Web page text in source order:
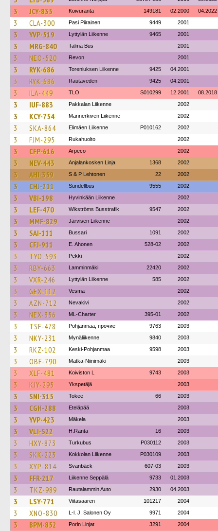
3 JCY-835 Koivuranta 149181 02.2000 04.2022
3 CLA-300 Pasi Piirainen 9449 2001
3 YVP-519 Lyttylän Liikenne 9465 2001
3 MRG-840 Talma Bus 2001
3 NEO-520 Revon 2001
3 RYK-686 Toreniuksen Liikenne 9425 04.2001
3 RYK-686 Rautaveden 9425 04.2001
3 ILA-449 TLO S010299 12.2001 08.2018
3 IUF-883 Pakkalan Liikenne 2002
3 KCY-754 Mannerkiven Liikenne 2002
3 SKA-864 Elimäen Liikenne P010162 2002
3 FJM-295 Rukahuolto 2002
3 CFP-616 Arpeco 2002
3 NEV-443 Anjalankosken Linja 1368 2002
3 AHI-359 S & P Lehtonen 22 2002
3 CHJ-211 Sundellbus 9555 2002
3 VBI-198 Hyvinkään Liikenne 2002
3 LEF-470 Wikströms Busstrafik 9547 2002
3 MMF-829 Järvisen Liikenne 2002
3 SAI-111 Bussari 1091 2002
3 CFJ-911 E. Ahonen 528-02 2002
3 TYO-593 Pekki 2002
3 RBY-663 Lamminmäki 22420 2002
3 VXR-246 Lyttylän Liikenne 585 2002
3 GEX-112 Vesma 2002
3 AZN-712 Nevakivi 2002
3 NEX-356 ML-Charter 395-01 2002
3 TSF-478 Pohjanmaa, прочие 9763 2003
3 NKY-231 Mynäliikenne 9840 2003
3 RKZ-102 Keski-Pohjanmaa 9598 2003
3 OBF-790 Matka-Niinimäki 2003
3 XLF-481 Koiviston L 9743 2003
3 KJY-295 Ykspetäjä 2003
3 SNI-315 Tokee 66 2003
3 CGH-288 Eteläpää 2003
3 YVP-423 Mäkela 2003
3 VLI-522 H.Ranta 16 2003
3 HXY-873 Turkubus P030112 2003
3 SKK-223 Kokkolan Liikenne P030109 2003
3 XYP-814 Svanbäck 607-03 2003
3 FFR-217 Liikenne Seppälä 9733 01.2003
3 TKZ-989 Rautalammin Auto 2930 04.2003
3 LSY-771 Viitasaaren 101217 2004
3 XNO-830 L-l. J. Salonen Oy 9971 2004
3 BPM-852 Porin Linjat 3291 2004